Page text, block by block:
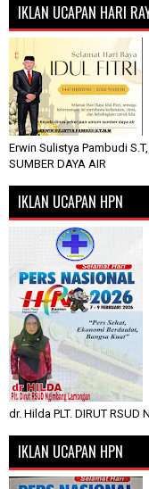
IKLAN UCAPAN HARI
Erwin Sulistya Pambudi
SUMBER DAYA AIR
IKLAN UCAPAN HPN
dr. Hilda PLT. DIRUT RSUD
IKLAN UCAPAN HPN